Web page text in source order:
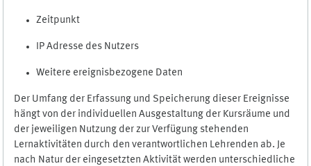
Zeitpunkt
IP Adresse des Nutzers
Weitere ereignisbezogene Daten
Der Umfang der Erfassung und Speicherung dieser Ereignisse
hängt von der individuellen Ausgestaltung der Kursräume und
der jeweiligen Nutzung der zur Verfügung stehenden
Lernaktivitäten durch den verantwortlichen Lehrenden ab. Je
nach Natur der eingesetzten Aktivität werden unterschiedliche